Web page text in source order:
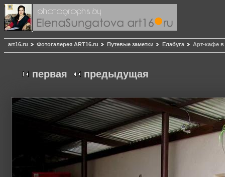
art16.ru Фотогалерея ART16.ru Путевые заметки Елабуга Арт-кафе в
первая предыдущая